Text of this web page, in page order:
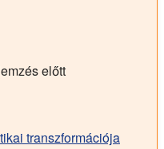
előtt
transzformációja